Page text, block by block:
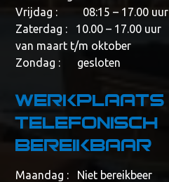
Vrijdag : 08:15 – 17.00 uur
Zaterdag : 10.00 – 17.00 uur
van maart t/m oktober
Zondag : gesloten
Werkplaats
telefonisch
bereikbaar
Maandag : Niet bereikbeer